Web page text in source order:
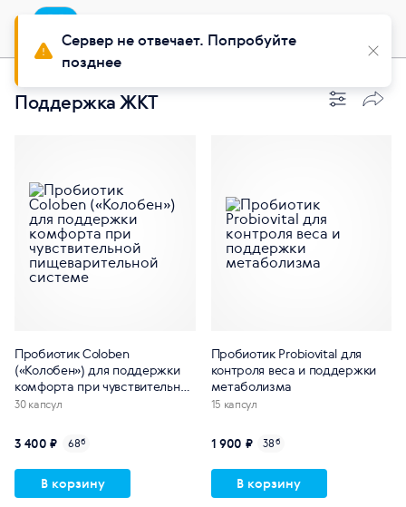
Buy Siberian
Поддержка ЖКТ
Пробиотик Coloben
(«Колобен») для поддержки
комфорта при чувствительной
пищеварительной системе
30 капсул
3 400 ₽ 68б
В корзину
Пробиотик Probiovital для
контроля веса и поддержки
метаболизма
15 капсул
1 900 ₽ 38б
В корзину
Сервер не отвечает. Попробуйте
позднее